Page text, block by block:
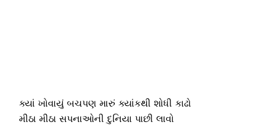
ક્યાં ખોવાયું બચપણ મારું ક્યાંકથી શોધી કાઢો
મીઠા મીઠા સપનાઓની દુનિયા પાછી લાવો